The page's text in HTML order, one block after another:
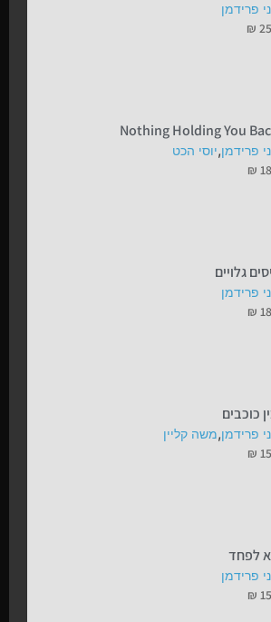
פרידמן
₪
Nothing Holding You
פרידמן,יוסי הכט
₪
גלויים
פרידמן
₪
כוכבים
פרידמן,משה קליין
₪
לפחד
פרידמן
₪